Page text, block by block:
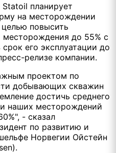
планирует
на месторождении
повысить
месторождения до 55% с
его эксплуатации до
релизе компании.
проектом по
добывающих скважин
достичь среднего
наших месторождений
- сказал
по развитию и
Норвегии Ойстейн